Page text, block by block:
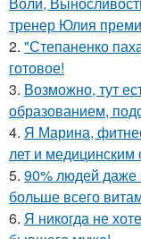
тренер Юлия
2. "Степаненко
готовое!
3. Возможно, тут
образованием,
4. Я Марина,
лет и медицинским
5. 90% людей даже
больше всего
6. Я никогда не